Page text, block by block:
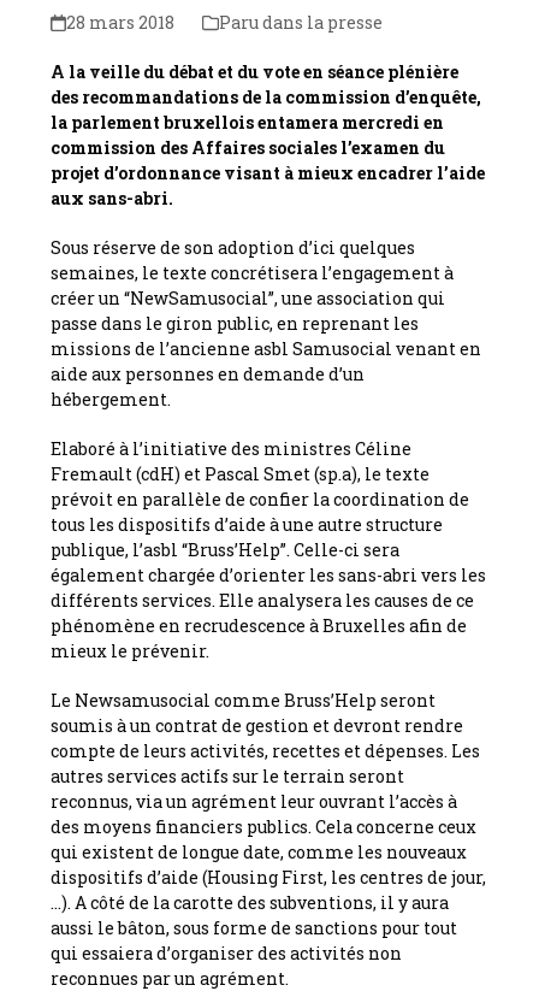
28 mars 2018 Paru dans la presse
A la veille du débat et du vote en séance plénière
des recommandations de la commission d’enquête,
la parlement bruxellois entamera mercredi en
commission des Affaires sociales l’examen du
projet d’ordonnance visant à mieux encadrer l’aide
aux sans-abri.
Sous réserve de son adoption d’ici quelques
semaines, le texte concrétisera l’engagement à
créer un “NewSamusocial”, une association qui
passe dans le giron public, en reprenant les
missions de l’ancienne asbl Samusocial venant en
aide aux personnes en demande d’un
hébergement.
Elaboré à l’initiative des ministres Céline
Fremault (cdH) et Pascal Smet (sp.a), le texte
prévoit en parallèle de confier la coordination de
tous les dispositifs d’aide à une autre structure
publique, l’asbl “Bruss’Help”. Celle-ci sera
également chargée d’orienter les sans-abri vers les
différents services. Elle analysera les causes de ce
phénomène en recrudescence à Bruxelles afin de
mieux le prévenir.
Le Newsamusocial comme Bruss’Help seront
soumis à un contrat de gestion et devront rendre
compte de leurs activités, recettes et dépenses. Les
autres services actifs sur le terrain seront
reconnus, via un agrément leur ouvrant l’accès à
des moyens financiers publics. Cela concerne ceux
qui existent de longue date, comme les nouveaux
dispositifs d’aide (Housing First, les centres de jour,
…). A côté de la carotte des subventions, il y aura
aussi le bâton, sous forme de sanctions pour tout
qui essaiera d’organiser des activités non
reconnues par un agrément.